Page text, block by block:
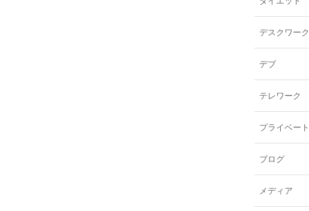
デスクワーク
デブ
テレワーク
プライベート
ブログ
メディア